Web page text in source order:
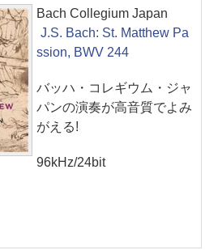
Bach Collegium Japan
J.S. Bach: St. Matthew Pa
ssion, BWV 244
バッハ・コレギウム・ジャ
パンの演奏が高音質でよみ
がえる!
96kHz/24bit